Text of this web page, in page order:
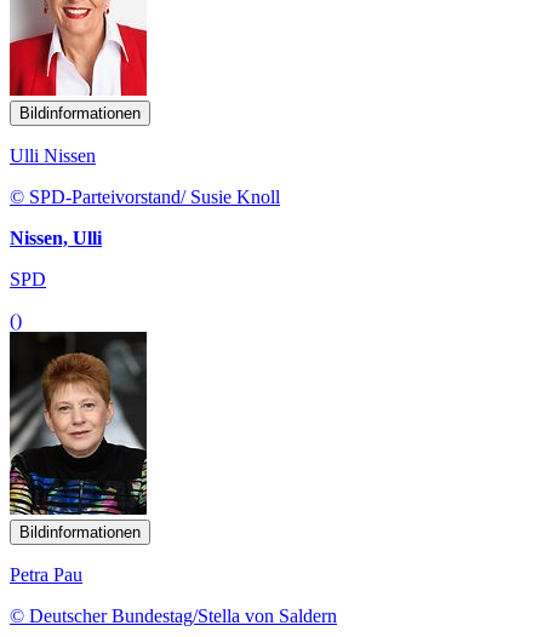
Bildinformationen
Ulli Nissen
© SPD-Parteivorstand/ Susie Knoll
Nissen, Ulli
SPD
()
Bildinformationen
Petra Pau
© Deutscher Bundestag/Stella von Saldern